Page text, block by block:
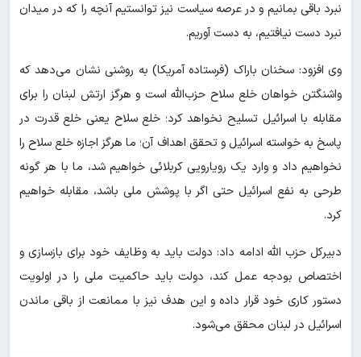
نبرد باقی بمانیم و در عرصه سیاست نیز توانستیم آنچه را که در میدان
نبرد دست نیافتیم، به دست آوریم.
وی افزود: سخنان باراک (فرستاده آمریکا) به روشنی نشان می‌دهد که
واشنگتن خواهان خلع سلاح حزب‌الله است و هرگز ارتش لبنان را برای
مقابله با اسرائیل تسلیح نخواهد کرد؛ خلع سلاح یعنی خلع قدرت در
پاسخ به خواسته اسرائیل و تحقق اهداف آن؛ ما هرگز اجازه خلع سلاح را
نخواهیم داد و وارد یک رویارویی کربلائی خواهیم شد، ما با هر گونه
طرحی به نفع اسرائیل حتی اگر با پوشش ملی باشد، مقابله خواهیم
کرد.
دبیرکل حزب الله ادامه داد: دولت باید به وظایف خود برای بازسازی و
اختصاص بودجه عمل کند، دولت باید حاکمیت ملی را در اولویت
دستور کاری خود قرار داده و این هدف نیز با ممانعت از باقی ماندن
اسرائیل در لبنان محقق می‌شود.